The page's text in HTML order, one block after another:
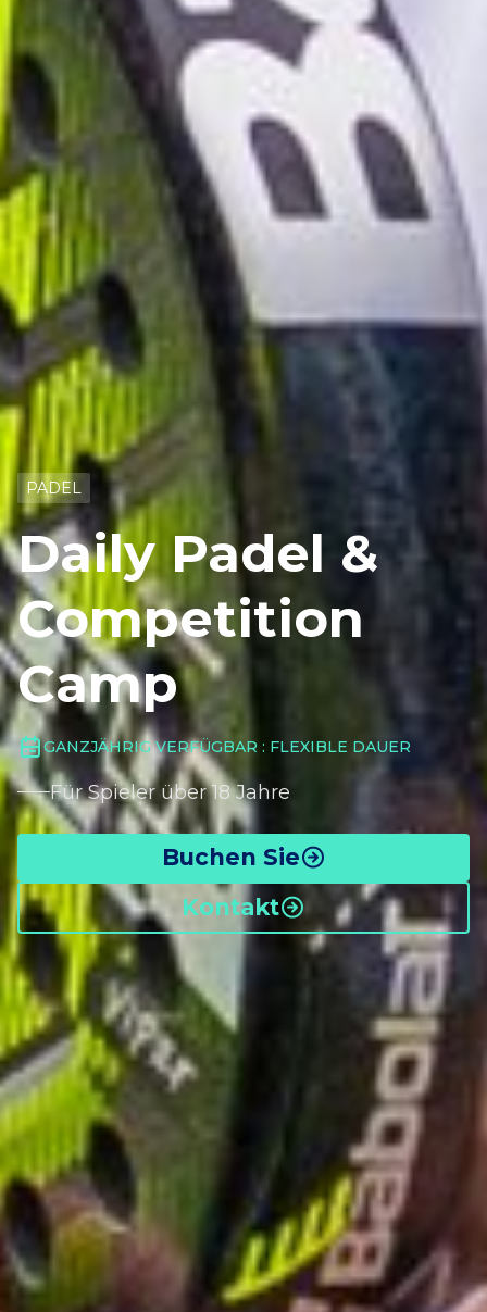
PADEL
Daily Padel &
Competition
Camp
GANZJÄHRIG VERFÜGBAR : FLEXIBLE DAUER
Für Spieler über 18 Jahre
Buchen Sie
Kontakt